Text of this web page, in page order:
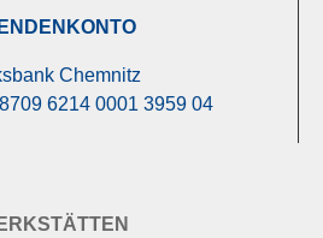
Chemnitz
6214 0001 3959 04